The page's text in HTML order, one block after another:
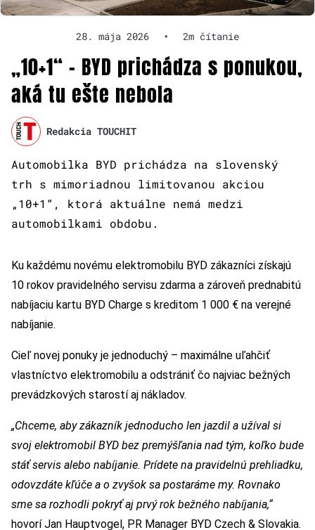
28. mája 2026 • 2m čítanie
„10+1“ – BYD prichádza s ponukou,
aká tu ešte nebola
Redakcia TOUCHIT
Automobilka BYD prichádza na slovenský
trh s mimoriadnou limitovanou akciou
„10+1“, ktorá aktuálne nemá medzi
automobilkami obdobu.
Ku každému novému elektromobilu BYD zákazníci získajú
10 rokov pravidelného servisu zdarma a zároveň prednabitú
nabíjaciu kartu BYD Charge s kreditom 1 000 € na verejné
nabíjanie.
Cieľ novej ponuky je jednoduchý – maximálne uľahčiť
vlastníctvo elektromobilu a odstrániť čo najviac bežných
prevádzkových starostí aj nákladov.
„Chceme, aby zákazník jednoducho len jazdil a užíval si
svoj elektromobil BYD bez premýšľania nad tým, koľko bude
stáť servis alebo nabíjanie. Prídete na pravidelnú prehliadku,
odovzdáte kľúče a o zvyšok sa postaráme my. Rovnako
sme sa rozhodli pokryť aj prvý rok bežného nabíjania,“
hovorí Jan Hauptvogel, PR Manager BYD Czech & Slovakia.